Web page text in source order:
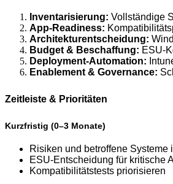
Inventarisierung: Vollständige
App-Readiness:
Architekturentscheidung:
Budget & Beschaffung: ESU-
Deployment-Automation:
Enablement & Governance:
Zeitleiste & Prioritäten
Kurzfristig (0–3 Monate)
Risiken und betroffene Systeme
ESU-Entscheidung für kritische
Kompatibilitätstests priorisieren